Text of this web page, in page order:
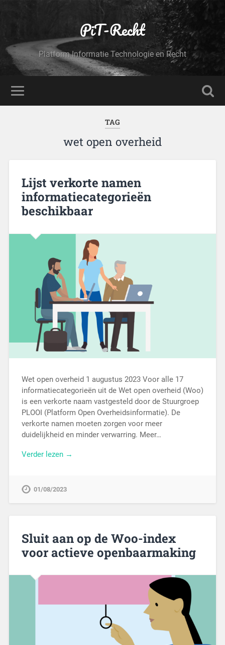
PiT-Recht
Platform Informatie Technologie en Recht
TAG
wet open overheid
Lijst verkorte namen
informatiecategorieën
beschikbaar
Wet open overheid 1 augustus 2023 Voor alle 17
informatiecategorieën uit de Wet open overheid (Woo)
is een verkorte naam vastgesteld door de Stuurgroep
PLOOI (Platform Open Overheidsinformatie). De
verkorte namen moeten zorgen voor meer
duidelijkheid en minder verwarring. Meer…
Verder lezen →
01/08/2023
Sluit aan op de Woo-index
voor actieve openbaarmaking